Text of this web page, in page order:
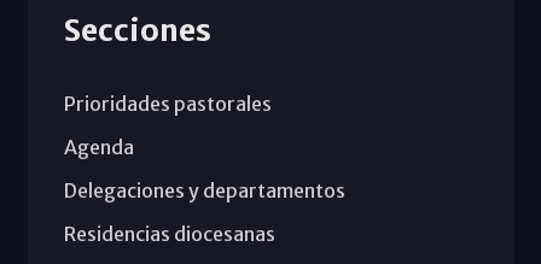
Secciones
Prioridades pastorales
Agenda
Delegaciones y departamentos
Residencias diocesanas